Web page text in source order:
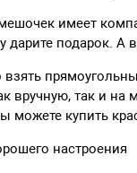
имеет
подарок. А
вручную, так и
можете купить
настроения